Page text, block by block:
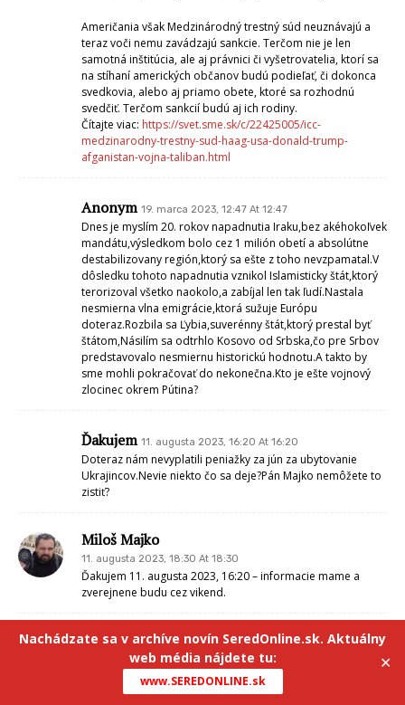
Nachádzate sa v archíve novín SeredOnline.sk. Aktuálny
web média nájdete tu:
www.SEREDONLINE.sk
✕
Američania však Medzinárodný trestný súd neuznávajú a
teraz voči nemu zavádzajú sankcie. Terčom nie je len
samotná inštitúcia, ale aj právnici či vyšetrovatelia, ktorí sa
na stíhaní amerických občanov budú podieľať, či dokonca
svedkovia, alebo aj priamo obete, ktoré sa rozhodnú
svedčiť. Terčom sankcií budú aj ich rodiny.
Čítajte viac: https://svet.sme.sk/c/22425005/icc-
medzinarodny-trestny-sud-haag-usa-donald-trump-
afganistan-vojna-taliban.html
Anonym 19. marca 2023, 12:47 At 12:47
Dnes je myslím 20. rokov napadnutia Iraku,bez akéhokoľvek
mandátu,výsledkom bolo cez 1 milión obetí a absolútne
destabilizovany región,ktorý sa ešte z toho nevzpamatal.V
dôsledku tohoto napadnutia vznikol Islamisticky štát,ktorý
terorizoval všetko naokolo,a zabíjal len tak ľudí.Nastala
nesmierna vlna emigrácie,ktorá sužuje Európu
doteraz.Rozbila sa Ľybia,suverénny štát,ktorý prestal byť
štátom,Násilím sa odtrhlo Kosovo od Srbska,čo pre Srbov
predstavovalo nesmiernu historickú hodnotu.A takto by
sme mohli pokračovať do nekonečna.Kto je ešte vojnový
zlocinec okrem Pútina?
Ďakujem 11. augusta 2023, 16:20 At 16:20
Doteraz nám nevyplatili peniažky za jún za ubytovanie
Ukrajincov.Nevie niekto čo sa deje?Pán Majko nemôžete to
zistiť?
Miloš Majko
11. augusta 2023, 18:30 At 18:30
Ďakujem 11. augusta 2023, 16:20 – informacie mame a
zverejnene budu cez vikend.
Vladolf 11. augusta 2023, 18:44 At 18:44
Uz place luza ze neberte nam